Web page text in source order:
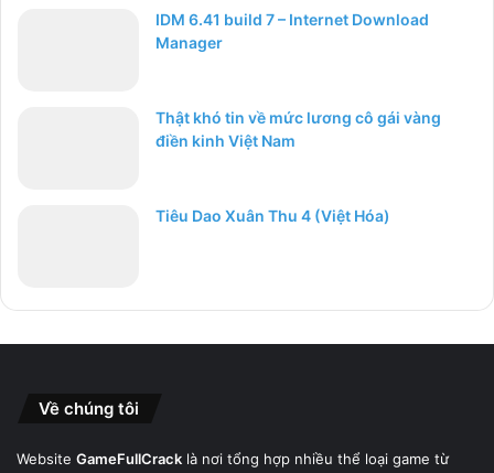
IDM 6.41 build 7 – Internet Download
Manager
Thật khó tin về mức lương cô gái vàng
điền kinh Việt Nam
Tiêu Dao Xuân Thu 4 (Việt Hóa)
Về chúng tôi
Website GameFullCrack là nơi tổng hợp nhiều thể loại game từ